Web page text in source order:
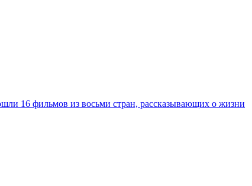
16 фильмов из восьми стран, рассказывающих о жизни